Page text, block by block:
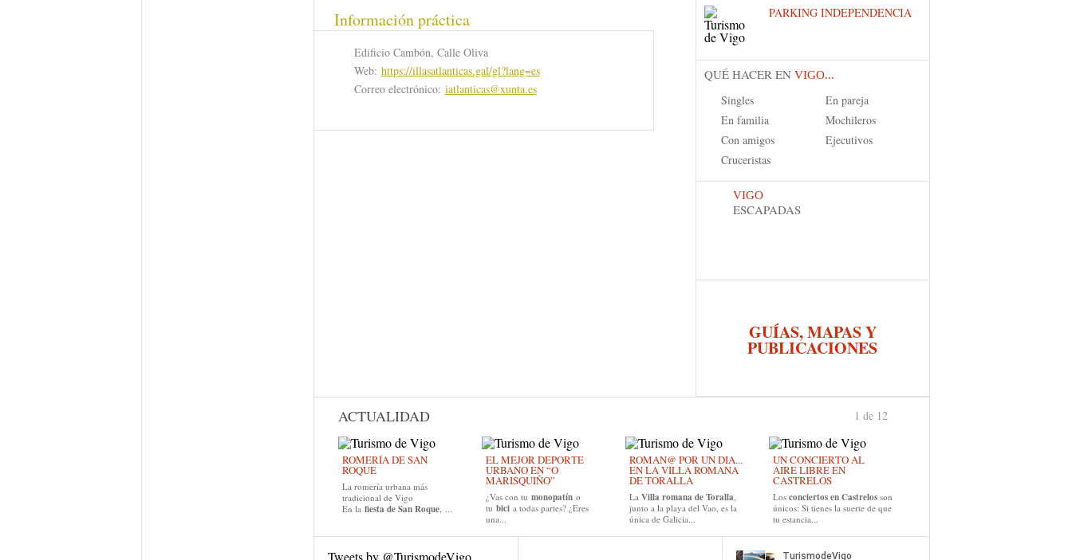
Información práctica
Edificio Cambón, Calle Oliva
Web: https://illasatlanticas.gal/gl?lang=es
Correo electrónico: iatlanticas@xunta.es
PARKING INDEPENDENCIA
QUÉ HACER EN VIGO...
Singles
En pareja
En familia
Mochileros
Con amigos
Ejecutivos
Cruceristas
VIGO
ESCAPADAS
GUÍAS, MAPAS Y
PUBLICACIONES
ACTUALIDAD
ROMERÍA DE SAN
ROQUE
La romería urbana más
tradicional de Vigo
En la fiesta de San Roque, ...
EL MEJOR DEPORTE
URBANO EN “O
MARISQUIÑO”
¿Vas con tu monopatín o
tu bici a todas partes? ¿Eres
una...
ROMAN@ POR UN DIA...
EN LA VILLA ROMANA
DE TORALLA
La Villa romana de Toralla,
junto a la playa del Vao, es la
única de Galicia...
UN CONCIERTO AL
AIRE LIBRE EN
CASTRELOS
Los conciertos en Castrelos son
únicos: Si tienes la suerte de que
tu estancia...
1 de 12
Tweets by @TurismodeVigo